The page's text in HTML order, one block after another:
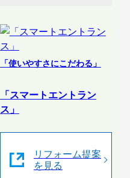
「使いやすさにこだわる」
「スマートエントラン
ス」
リフォーム提案
を見る